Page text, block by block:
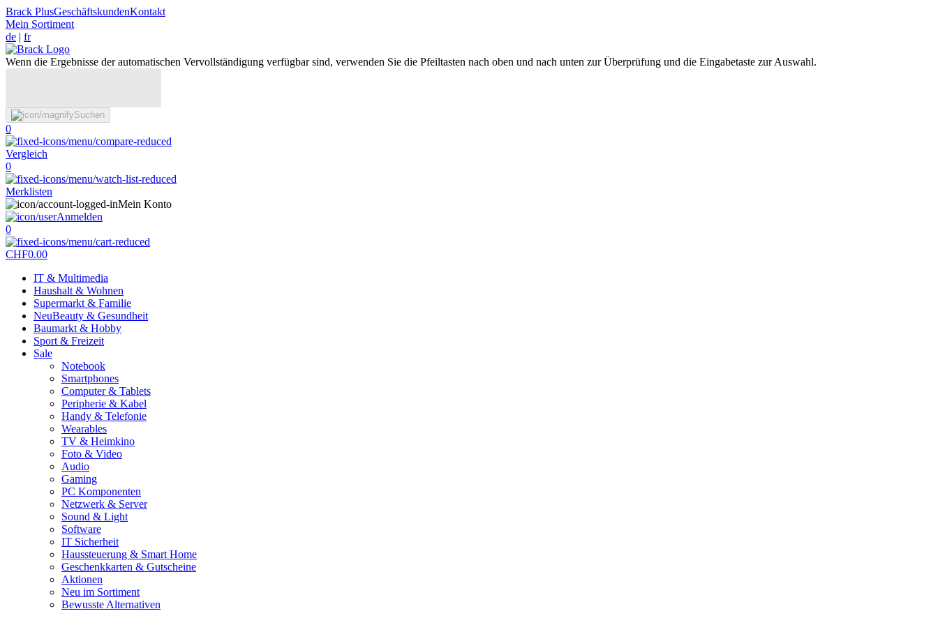
Brack PlusGeschäftskundenKontakt
Mein Sortiment
de | fr
Wenn die Ergebnisse der automatischen Vervollständigung verfügbar sind, verwenden Sie die Pfeiltasten nach oben und nach unten zur Überprüfung und die Eingabetaste zur Auswahl.
Suchen
0
Vergleich
0
Merklisten
Mein Konto
Anmelden
0
CHF0.00
IT & Multimedia
Haushalt & Wohnen
Supermarkt & Familie
NeuBeauty & Gesundheit
Baumarkt & Hobby
Sport & Freizeit
Sale
Notebook
Smartphones
Computer & Tablets
Peripherie & Kabel
Handy & Telefonie
Wearables
TV & Heimkino
Foto & Video
Audio
Gaming
PC Komponenten
Netzwerk & Server
Sound & Light
Software
IT Sicherheit
Haussteuerung & Smart Home
Geschenkkarten & Gutscheine
Aktionen
Neu im Sortiment
Bewusste Alternativen